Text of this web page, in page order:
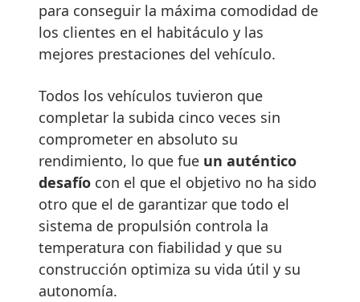
para conseguir la máxima comodidad de
los clientes en el habitáculo y las
mejores prestaciones del vehículo.
Todos los vehículos tuvieron que
completar la subida cinco veces sin
comprometer en absoluto su
rendimiento, lo que fue un auténtico
desafío con el que el objetivo no ha sido
otro que el de garantizar que todo el
sistema de propulsión controla la
temperatura con fiabilidad y que su
construcción optimiza su vida útil y su
autonomía.